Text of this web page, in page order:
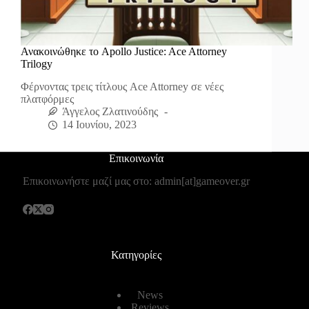
Ανακοινώθηκε το Apollo Justice: Ace Attorney
Trilogy
Φέρνοντας τρεις τίτλους Ace Attorney σε νέες
πλατφόρμες
Άγγελος Ζλατινούδης
14 Ιουνίου, 2023
Επικοινωνία
Επικοινωνήστε μαζί μας στο: admin[at]gameover.gr
Κατηγορίες
News